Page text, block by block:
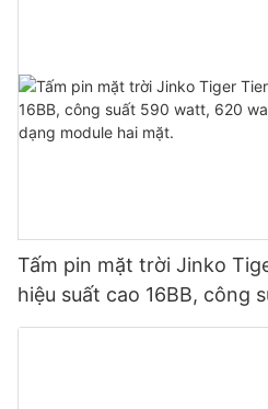
Tấm pin mặt trời Jinko
hiệu suất cao 16BB, công
watt, 630 watt, 650 watt,